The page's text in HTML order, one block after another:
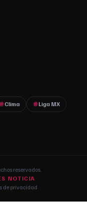
Clima Liga MX
reservados.
NOTICIA
de privacidad